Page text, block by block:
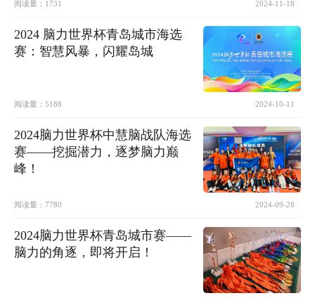
阅读量： 1731 2024-11-18
2024 脑力世界杯青岛城市海选
赛：智慧风暴，闪耀岛城
阅读量： 5188 2024-10-11
2024脑力世界杯中慧脑战队海选
赛——挖掘潜力，逐梦脑力巅
峰！
阅读量： 7780 2024-09-28
2024脑力世界杯青岛城市赛——
脑力的角逐，即将开启！